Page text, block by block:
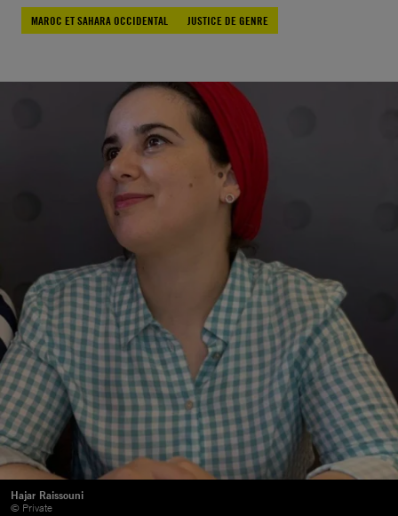
MAROC ET SAHARA OCCIDENTAL
JUSTICE DE GENRE
Hajar Raissouni
© Private